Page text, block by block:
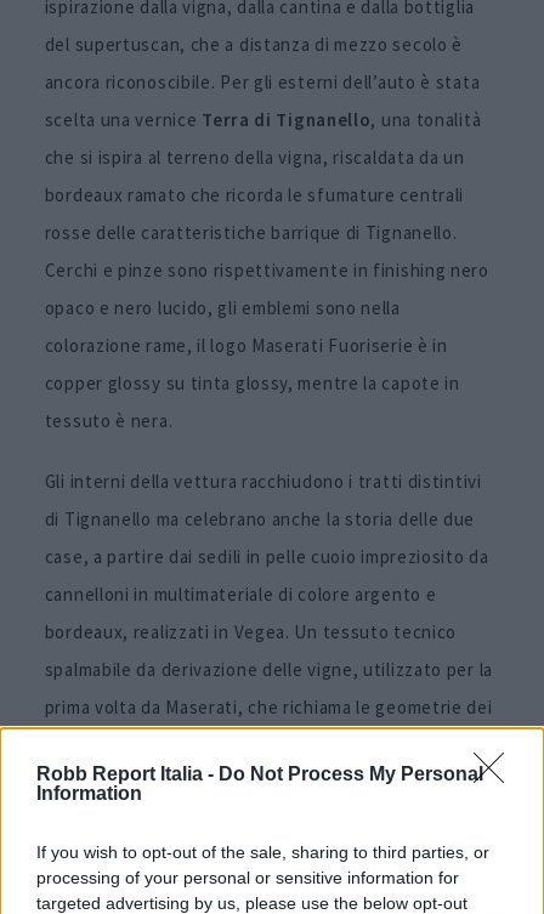
Robb Report Italia - Do Not Process My Personal
Information
If you wish to opt-out of the sale, sharing to third parties, or
processing of your personal or sensitive information for
targeted advertising by us, please use the below opt-out
ispirazione dalla vigna, dalla cantina e dalla bottiglia
del supertuscan, che a distanza di mezzo secolo è
ancora riconoscibile. Per gli esterni dell’auto è stata
scelta una vernice Terra di Tignanello, una tonalità
che si ispira al terreno della vigna, riscaldata da un
bordeaux ramato che ricorda le sfumature centrali
rosse delle caratteristiche barrique di Tignanello.
Cerchi e pinze sono rispettivamente in finishing nero
opaco e nero lucido, gli emblemi sono nella
colorazione rame, il logo Maserati Fuoriserie è in
copper glossy su tinta glossy, mentre la capote in
tessuto è nera.
Gli interni della vettura racchiudono i tratti distintivi
di Tignanello ma celebrano anche la storia delle due
case, a partire dai sedili in pelle cuoio impreziosito da
cannelloni in multimateriale di colore argento e
bordeaux, realizzati in Vegea. Un tessuto tecnico
spalmabile da derivazione delle vigne, utilizzato per la
prima volta da Maserati, che richiama le geometrie dei
impreziositi dalla radica scura con laseratura per
possono leggere alcuni dettagli sulla nascita di
Tignanello, mentre sul poggiatesta, un elegante